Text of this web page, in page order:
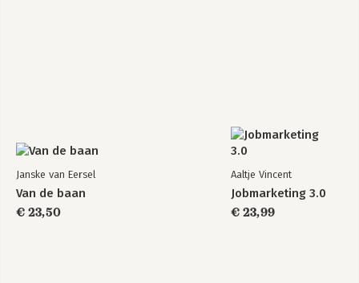
Janske van Eersel
Van de baan
€ 23,50
Aaltje Vincent
Jobmarketing 3.0
€ 23,99